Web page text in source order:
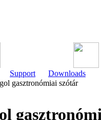
Support
Downloads
gasztronómiai szótár